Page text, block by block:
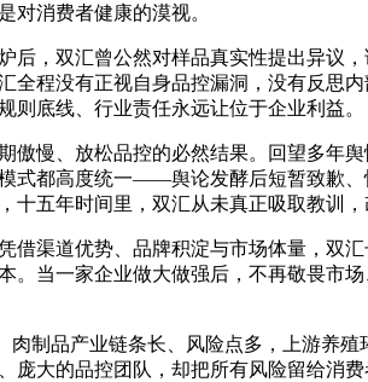
对消费者健康的漠视。
，双汇曾公然对样品真实性提出异议
程没有正视自身品控漏洞，没有反思
底线、行业责任永远让位于企业利益。
慢、放松品控的必然结果。回望多年
式都高度统一——舆论发酵后短暂致歉
五年时间里，双汇从未真正吸取教训
借渠道优势、品牌积淀与市场体量，双
当一家企业做大做强后，不再敬畏市
肉制品产业链条长、风险点多，上游养
大的品控团队，却把所有风险留给消